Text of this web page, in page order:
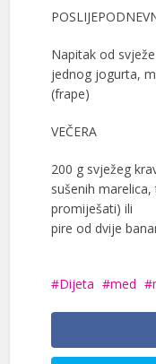
Napitak od
jednog jogurta,
(frape)
VEČERA
200 g svježeg
sušenih
promiješati) ili
pire od dvije
Dijeta med